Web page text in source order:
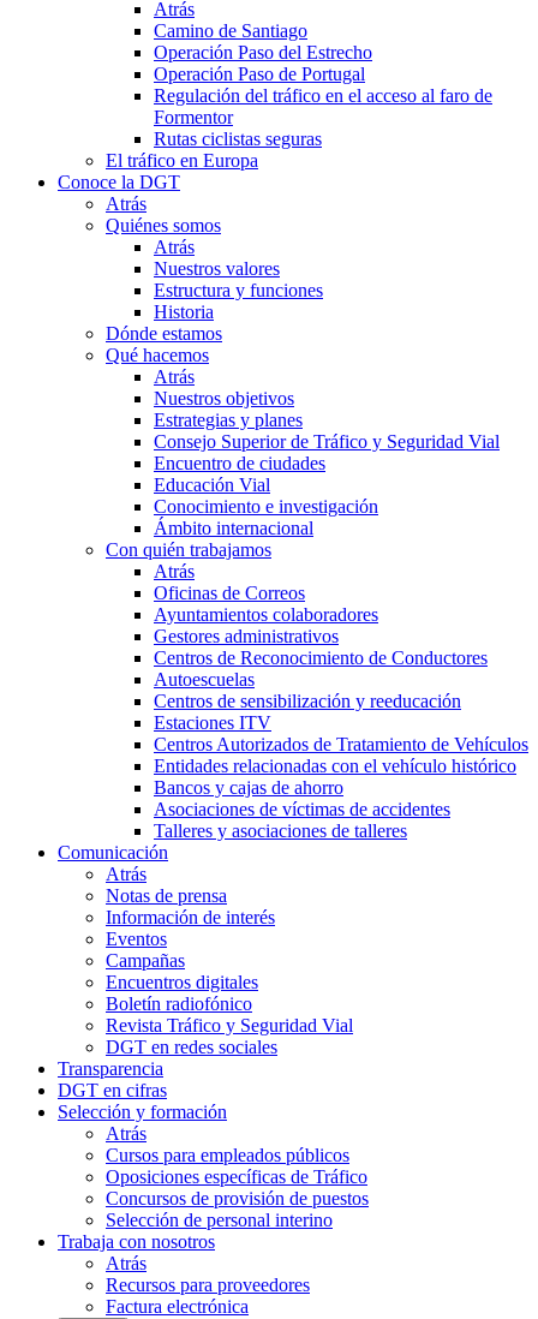
Atrás
Camino de Santiago
Operación Paso del Estrecho
Operación Paso de Portugal
Regulación del tráfico en el acceso al faro de
Formentor
Rutas ciclistas seguras
El tráfico en Europa
Conoce la DGT
Atrás
Quiénes somos
Atrás
Nuestros valores
Estructura y funciones
Historia
Dónde estamos
Qué hacemos
Atrás
Nuestros objetivos
Estrategias y planes
Consejo Superior de Tráfico y Seguridad Vial
Encuentro de ciudades
Educación Vial
Conocimiento e investigación
Ámbito internacional
Con quién trabajamos
Atrás
Oficinas de Correos
Ayuntamientos colaboradores
Gestores administrativos
Centros de Reconocimiento de Conductores
Autoescuelas
Centros de sensibilización y reeducación
Estaciones ITV
Centros Autorizados de Tratamiento de Vehículos
Entidades relacionadas con el vehículo histórico
Bancos y cajas de ahorro
Asociaciones de víctimas de accidentes
Talleres y asociaciones de talleres
Comunicación
Atrás
Notas de prensa
Información de interés
Eventos
Campañas
Encuentros digitales
Boletín radiofónico
Revista Tráfico y Seguridad Vial
DGT en redes sociales
Transparencia
DGT en cifras
Selección y formación
Atrás
Cursos para empleados públicos
Oposiciones específicas de Tráfico
Concursos de provisión de puestos
Selección de personal interino
Trabaja con nosotros
Atrás
Recursos para proveedores
Factura electrónica